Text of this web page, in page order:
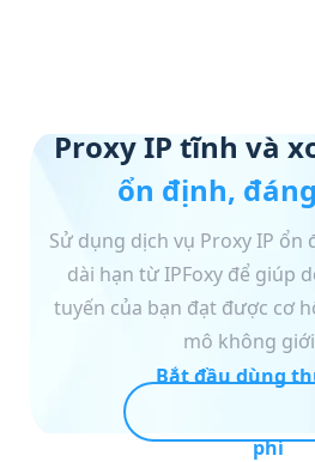
Proxy IP tĩnh và
ổn định,
Sử dụng dịch vụ Proxy IP ổn
dài hạn từ IPFoxy để giúp
tuyến của bạn đạt được cơ
mô không
Bắt đầu dùng
phí